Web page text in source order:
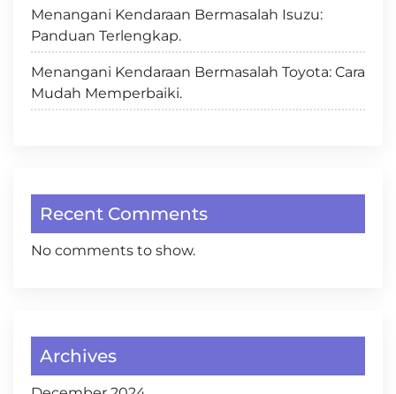
Menangani Kendaraan Bermasalah Isuzu:
Panduan Terlengkap.
Menangani Kendaraan Bermasalah Toyota: Cara
Mudah Memperbaiki.
Recent Comments
No comments to show.
Archives